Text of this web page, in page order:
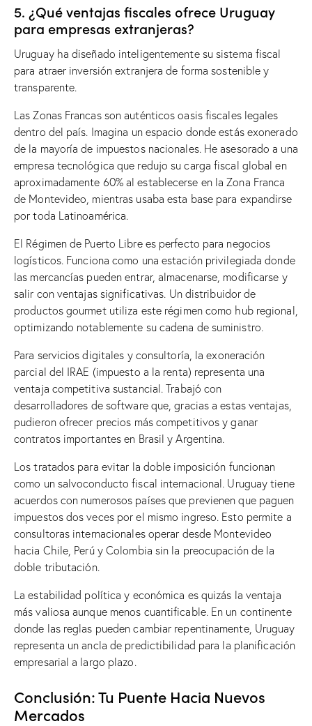
5. ¿Qué ventajas fiscales ofrece Uruguay
para empresas extranjeras?
Uruguay ha diseñado inteligentemente su sistema fiscal
para atraer inversión extranjera de forma sostenible y
transparente.
Las Zonas Francas son auténticos oasis fiscales legales
dentro del país. Imagina un espacio donde estás exonerado
de la mayoría de impuestos nacionales. He asesorado a una
empresa tecnológica que redujo su carga fiscal global en
aproximadamente 60% al establecerse en la Zona Franca
de Montevideo, mientras usaba esta base para expandirse
por toda Latinoamérica.
El Régimen de Puerto Libre es perfecto para negocios
logísticos. Funciona como una estación privilegiada donde
las mercancías pueden entrar, almacenarse, modificarse y
salir con ventajas significativas. Un distribuidor de
productos gourmet utiliza este régimen como hub regional,
optimizando notablemente su cadena de suministro.
Para servicios digitales y consultoría, la exoneración
parcial del IRAE (impuesto a la renta) representa una
ventaja competitiva sustancial. Trabajó con
desarrolladores de software que, gracias a estas ventajas,
pudieron ofrecer precios más competitivos y ganar
contratos importantes en Brasil y Argentina.
Los tratados para evitar la doble imposición funcionan
como un salvoconducto fiscal internacional. Uruguay tiene
acuerdos con numerosos países que previenen que paguen
impuestos dos veces por el mismo ingreso. Esto permite a
consultoras internacionales operar desde Montevideo
hacia Chile, Perú y Colombia sin la preocupación de la
doble tributación.
La estabilidad política y económica es quizás la ventaja
más valiosa aunque menos cuantificable. En un continente
donde las reglas pueden cambiar repentinamente, Uruguay
representa un ancla de predictibilidad para la planificación
empresarial a largo plazo.
Conclusión: Tu Puente Hacia Nuevos
Mercados